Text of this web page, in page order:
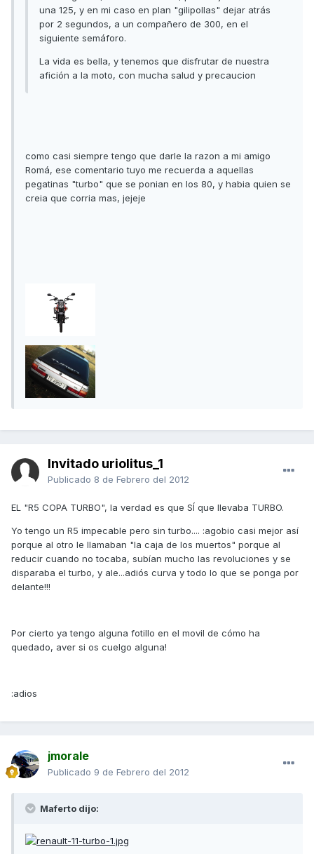
una 125, y en mi caso en plan "gilipollas" dejar atrás
por 2 segundos, a un compañero de 300, en el
siguiente semáforo.
La vida es bella, y tenemos que disfrutar de nuestra
afición a la moto, con mucha salud y precaucion
como casi siempre tengo que darle la razon a mi amigo
Romá, ese comentario tuyo me recuerda a aquellas
pegatinas "turbo" que se ponian en los 80, y habia quien se
creia que corria mas, jejeje
Invitado uriolitus_1
Publicado 8 de Febrero del 2012
EL "R5 COPA TURBO", la verdad es que SÍ que llevaba TURBO.
Yo tengo un R5 impecable pero sin turbo.... :agobio casi mejor así
porque al otro le llamaban "la caja de los muertos" porque al
reducir cuando no tocaba, subían mucho las revoluciones y se
disparaba el turbo, y ale...adiós curva y todo lo que se ponga por
delante!!!
Por cierto ya tengo alguna fotillo en el movil de cómo ha
quedado, aver si os cuelgo alguna!
:adios
jmorale
Publicado 9 de Febrero del 2012
Maferto dijo: